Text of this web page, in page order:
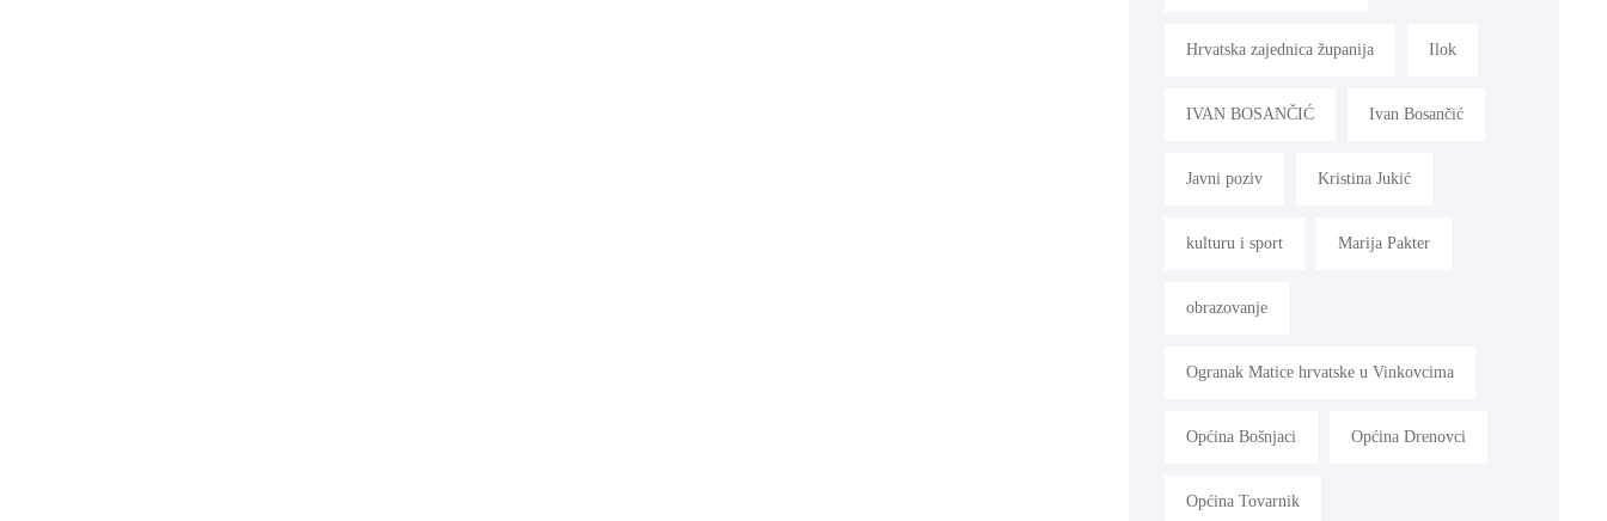
Hrvatska zajednica županija Ilok
IVAN BOSANČIĆ Ivan Bosančić
Javni poziv Kristina Jukić
kulturu i sport Marija Pakter
obrazovanje
Ogranak Matice hrvatske u Vinkovcima
Općina Bošnjaci Općina Drenovci
Općina Tovarnik